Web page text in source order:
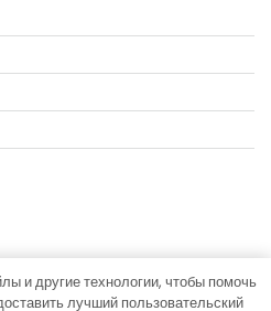
РемонтаТема News Bank
и другие технологии, чтобы помочь
лучший пользовательский